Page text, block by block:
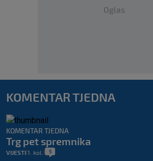
Oglas
KOMENTAR TJEDNA
KOMENTAR TJEDNA
Trg pet spremnika
VIJESTI 1. kol. 5